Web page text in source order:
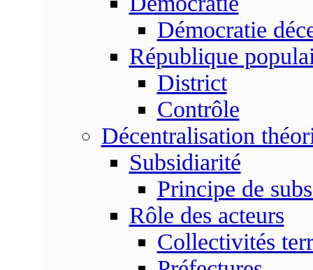
Démocratie
République
District
Contrôle
Décentralisation
Subsidiarité
Principe de
Rôle des acteurs
Collectivités